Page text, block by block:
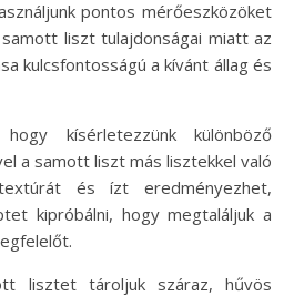
pontos mérőeszközöket
liszt tulajdonságai miatt az
kulcsfontosságú a kívánt állag és
kísérletezzünk különböző
a samott liszt más lisztekkel való
és ízt eredményezhet,
kipróbálni, hogy megtaláljuk a
lisztet tároljuk száraz, hűvös